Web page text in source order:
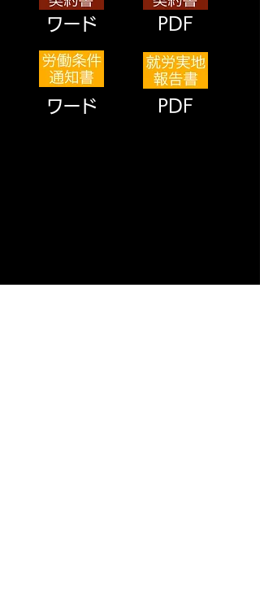
​ワード
​ワード
PDF
PDF